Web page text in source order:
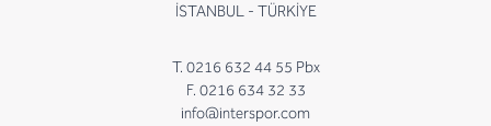
İSTANBUL - TÜRKİYE
T. 0216 632 44 55 Pbx
F. 0216 634 32 33
info@interspor.com